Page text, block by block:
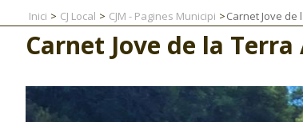
Inici CJ Local CJM - Pagines Municipi Carnet Jove de
Carnet Jove de la Terra